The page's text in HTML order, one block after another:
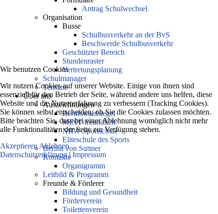
Antrag Schulwechsel
Organisation
Busse
Schulbusverkehr an der BvS
Beschwerde Schulbusverkehr
Geschützter Bereich
Stundenraster
Vertretungsplanung
Schulmanager
Termine
Über uns
Auszeichnungen
Berufswahlsiegel
MINT-freundlich
NRW-Sportschule
Eliteschule des Sports
Bertha von Suttner
Kontakte
Organigramm
Leitbild & Programm
Freunde & Förderer
Bildung und Gesundheit
Förderverein
Toilettenverein
Wir benutzen Cookies
Wir nutzen Cookies auf unserer Website. Einige von ihnen sind
essenziell für den Betrieb der Seite, während andere uns helfen, diese
Website und die Nutzererfahrung zu verbessern (Tracking Cookies).
Sie können selbst entscheiden, ob Sie die Cookies zulassen möchten.
Bitte beachten Sie, dass bei einer Ablehnung womöglich nicht mehr
alle Funktionalitäten der Seite zur Verfügung stehen.
Akzeptieren Ablehnen
Datenschutzerklärung|Impressum